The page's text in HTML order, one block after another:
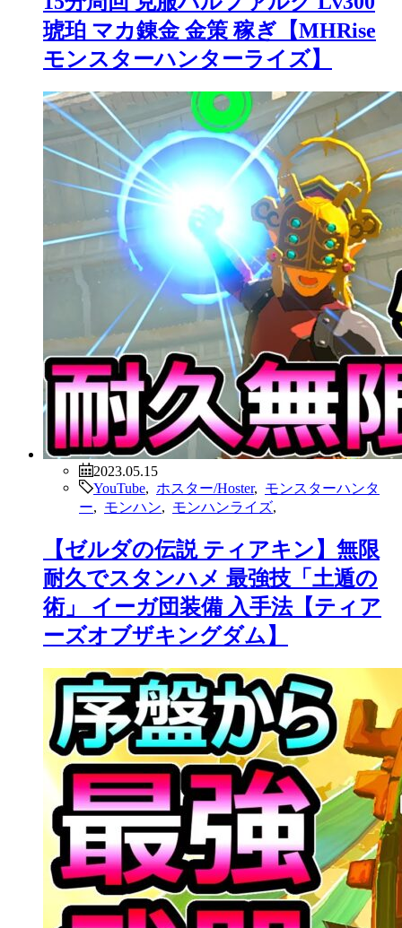
琥珀 マカ錬金 金策 稼ぎ【MHRise
モンスターハンターライズ】
2023.05.15
YouTube
ホスター/Hoster, モンスターハンタ
ー
モンハン モンハンライズ
【ゼルダの伝説 ティアキン】無限
耐久でスタンハメ 最強技「土遁の
術」 イーガ団装備 入手法【ティア
ーズオブザキングダム】